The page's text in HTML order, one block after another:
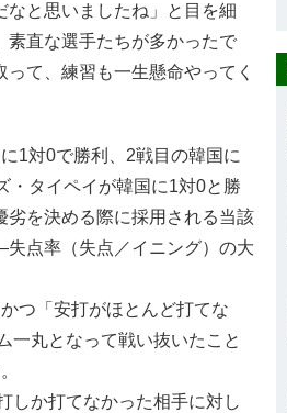
と思いましたね」と目を細
素直な選手たちが多かったで
て、練習も一生懸命やってく
1対0で勝利、2戦目の韓国に
・タイペイが韓国に1対0と勝
劣を決める際に採用される当該
点率（失点／イニング）の大
つ「安打がほとんど打てな
一丸となって戦い抜いたこと
しか打てなかった相手に対し